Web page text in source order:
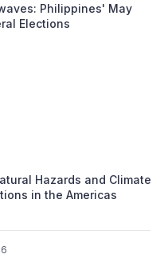
Philippines' May
Elections
Hazards and Climate
in the Americas